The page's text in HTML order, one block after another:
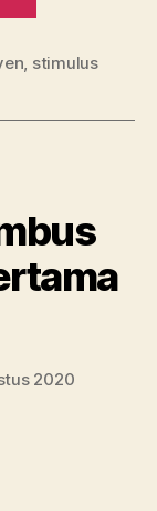
Harga
Sedang
Ini”
, stimulus
2020